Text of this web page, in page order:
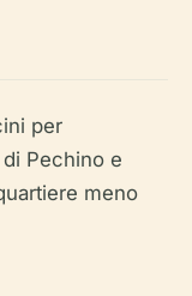
per
Pechino e
meno